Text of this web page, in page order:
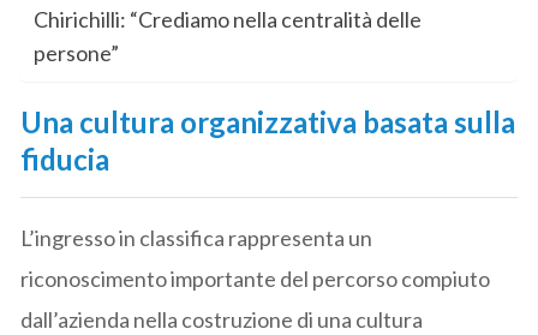
Chirichilli: “Crediamo nella centralità delle
persone”
Una cultura organizzativa basata sulla
fiducia
L’ingresso in classifica rappresenta un
riconoscimento importante del percorso compiuto
dall’azienda nella costruzione di una cultura